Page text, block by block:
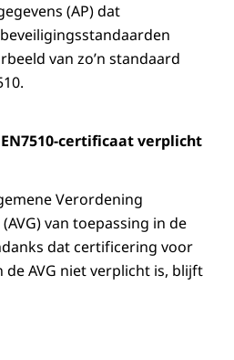
(AP) dat
van zo’n standaard
certificaat verplicht
Verordening
van toepassing in de
dat certificering voor
de AVG niet verplicht is, blijft